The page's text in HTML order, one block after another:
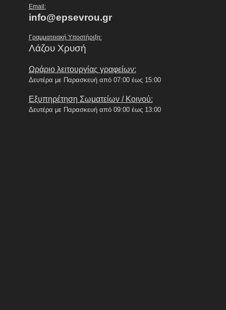
Email:
info@epsevrou.gr
Γραμματειακή Υποστήριξη:
Λάζου Χρυσή
Ωράριο λειτουργίας γραφείων:
Δευτέρα με Παρασκευή από 07:00 έως 15:00
Εξυπηρέτηση Σωματείων / Κοινού:
Δευτέρα με Παρασκευή από 09:00 έως 13:00